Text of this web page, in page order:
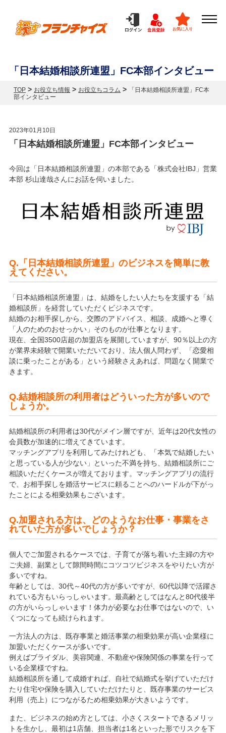
お気に入り
「日本結婚相談所連盟」FC本部インタビュー
TOP > お役立ち情報 > お役立ちコラム >
「日本結婚相談所連盟」FC本
部インタビュー
2023年01月10日
「日本結婚相談所連盟」FC本部インタビュー
今回は「日本結婚相談所連盟」の本部である「株式会社IBJ」営業
本部 杉山達哉さんにお話を伺いました。
Q.「日本結婚相談所連盟」のビジネスを簡単に教
えてください。
「日本結婚相談所連盟」は、結婚をしたい人たちを支援する「結
婚相談所」を経営していただくビジネスです。
結婚のお相手探しから、交際のアドバイス、相談、成婚へと導く
「人のためのおせっかい」そのものが仕事となります。
現在、全国3500店超の加盟店を展開していますが、90％以上の方
が業界未経験で開業いただいており、法人個人問わず、「恋愛相
談に乗ったことがある」という経験さえあれば、問題なく開業で
きます。
Q.結婚相談所の利用者はどういった方が多いので
しょうか。
結婚相談所の利用者は30代がメイン層ですが、近年は20代女性の
会員数が加速的に増えてきています。
マッチングアプリを利用してみたけれども、「本気で結婚したい
と思っている人が少ない」といった不満を持ち、結婚相談所にご
相談いただくケースが増えております。マッチングアプリの流行
で、お相手探しを婚活サービスに頼ることへのハードルが下がっ
たことによる相乗効果もございます。
Q.加盟される方は、どのようなお仕事・事業をさ
れていた方が多いでしょうか？
個人でご加盟されるケースでは、子育てが落ち着いた主婦の方や
ご夫婦、副業として隙間時間にコツコツビジネスをやりたい方が
多いですね。
年齢としては、30代～40代の方が多いですが、60代以降で活躍さ
れている方もいらっしゃいます。最高齢としてはなんと80代後半
の方がいらっしゃいます！体力が必要なお仕事ではないので、い
くつになっても続けられます。
一方法人の方は、既存事業と婚活事業の相乗効果が高い企業様に
加盟いただくケースが多いです。
例えばブライダル、美容関連、不動産や保険関係の事業を行って
いる企業様ですね。
結婚相談所を通して成婚すれば、自社で結婚式を挙げていただけ
たり住宅や保険を購入していただけたりと、既存事業のサービス
利用（売上）につながるため相乗効果が大きいようです。
また、ビジネスの始め方としては、小さくスタートできるメリッ
トを生かし、最初は1店舗、担当者は1名といった形でリスクを下